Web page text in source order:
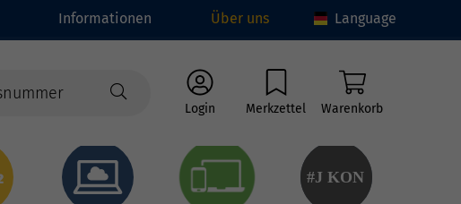
Informationen Über uns Language
Login Merkzettel Warenkorb
#J KON